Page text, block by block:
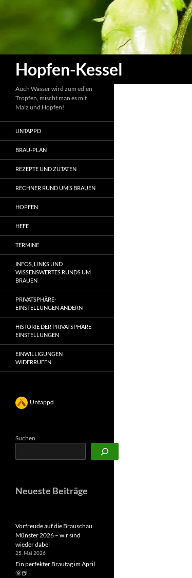
Hopfen-Kessel
Auch Wasser wird zum edlen
Tropfen, mischt man es mit
Malz und Hopfen!
UNTAPPD
BRAU-PLAN
REZEPTE UND ZUTATEN
RECHNER RUND UM’S BRAUEN
HOPFEN
HEFE
TERMINE
INFOS, LINKS UND
WISSENSWERTES RUNDS UM
BRAUEN
PRIVATSPHÄRE-
EINSTELLUNGEN ÄNDERN
HISTORIE DER PRIVATSPHÄRE-
EINSTELLUNGEN
EINWILLIGUNGEN
WIDERRUFEN
Untappd
Suchen
Neueste Beiträge
Vorfreude auf die Brauschau
Münster 2026 – wir sind
wieder dabei
25. Mai 2026
Ein perfekter Brautag im April
🌞🍺